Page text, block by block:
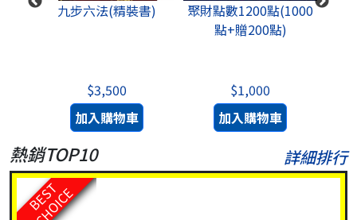
熱銷TOP10 詳細排行
BEST
CHOICE
九步六法(精裝書)
$3,500
加入購物車
聚財點數1200點(1000
點+贈200點)
$1,000
加入購物車